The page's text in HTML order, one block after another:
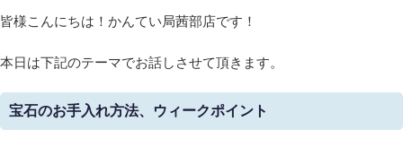
皆様こんにちは！かんてい局茜部店です！
本日は下記のテーマでお話しさせて頂きます。
宝石のお手入れ方法、ウィークポイント